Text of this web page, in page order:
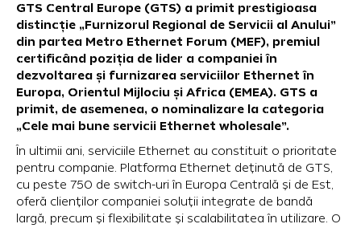
GTS Central Europe (GTS) a primit prestigioasa
distincție „Furnizorul Regional de Servicii al Anului”
din partea Metro Ethernet Forum (MEF), premiul
certificând poziția de lider a companiei în
dezvoltarea și furnizarea serviciilor Ethernet în
Europa, Orientul Mijlociu și Africa (EMEA). GTS a
primit, de asemenea, o nominalizare la categoria
„Cele mai bune servicii Ethernet wholesale”.
În ultimii ani, serviciile Ethernet au constituit o prioritate
pentru companie. Platforma Ethernet deținută de GTS,
cu peste 750 de switch-uri în Europa Centrală și de Est,
oferă clienților companiei soluții integrate de bandă
largă, precum și flexibilitate și scalabilitatea în utilizare. O